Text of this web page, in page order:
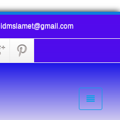
idmslamet@gmail.com